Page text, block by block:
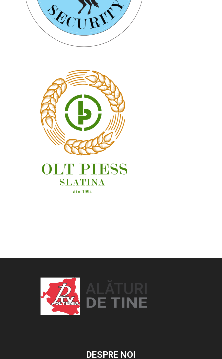
DESPRE NOI